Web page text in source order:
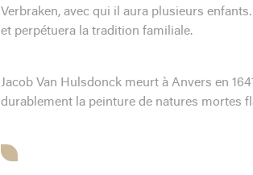
Verbraken, avec qui il aura plusieurs
et perpétuera la tradition familiale.
Jacob Van Hulsdonck meurt à Anvers en
durablement la peinture de natures mortes